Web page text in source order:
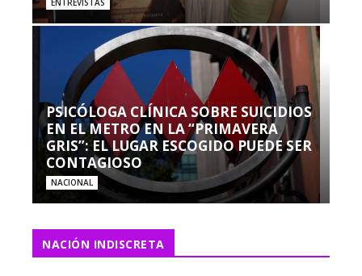
ENTREVISTAS
PSICÓLOGA CLÍNICA SOBRE SUICIDIOS
EN EL METRO EN LA “PRIMAVERA
GRIS”: EL LUGAR ESCOGIDO PUEDE SER
CONTAGIOSO
NACIONAL
NACIÓN INDISCRETA